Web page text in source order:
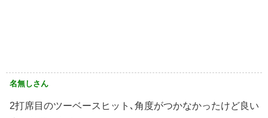
名無しさん
2打席目のツーベースヒット､角度がつかなかったけど良い